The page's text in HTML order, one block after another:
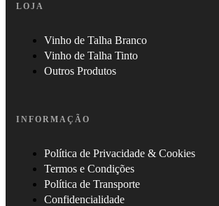
LOJA
Vinho de Talha Branco
Vinho de Talha Tinto
Outros Produtos
INFORMAÇÃO
Política de Privacidade & Cookies
Termos e Condições
Política de Transporte
Confidencialidade